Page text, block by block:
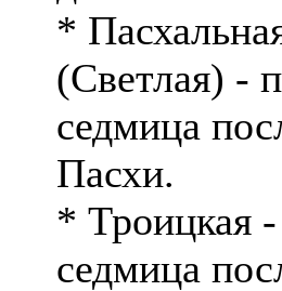
*
(Светлая) -
седмица
Пасхи.
* Троицкая -
седмица